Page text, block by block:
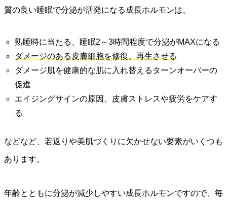
質の良い睡眠で分泌が活発になる成長ホルモンは、
熟睡時に当たる、睡眠2～3時間程度で分泌がMAXになる
ダメージのある皮膚細胞を修復、再生させる
ダメージ肌を健康的な肌に入れ替えるターンオーバーの
促進
エイジングサインの原因、皮膚ストレスや疲労をケアす
る
などなど、若返りや美肌づくりに欠かせない要素がいくつも
あります。
年齢とともに分泌が減少しやすい成長ホルモンですので、毎